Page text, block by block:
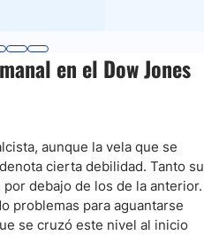
en el Dow Jones
aunque la vela que se
cierta debilidad. Tanto su
debajo de los de la anterior.
problemas para aguantarse
se cruzó este nivel al inicio